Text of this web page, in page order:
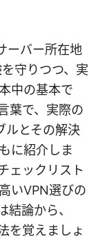
ーバー所在地
守りつつ、実
中の基本で
葉で、実際の
ルとその解決
に紹介しま
ェックリスト
いVPN選びの
結論から、
を覚えましょ